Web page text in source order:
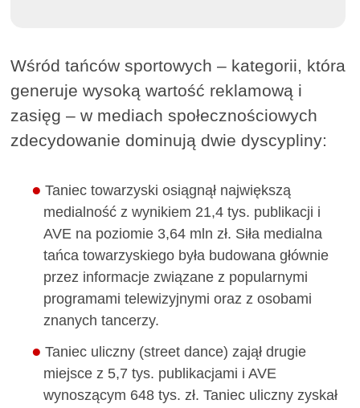
Wśród tańców sportowych – kategorii, która
generuje wysoką wartość reklamową i
zasięg – w mediach społecznościowych
zdecydowanie dominują dwie dyscypliny:
Taniec towarzyski osiągnął największą
medialność z wynikiem 21,4 tys. publikacji i
AVE na poziomie 3,64 mln zł. Siła medialna
tańca towarzyskiego była budowana głównie
przez informacje związane z popularnymi
programami telewizyjnymi oraz z osobami
znanych tancerzy.
Taniec uliczny (street dance) zajął drugie
miejsce z 5,7 tys. publikacjami i AVE
wynoszącym 648 tys. zł. Taniec uliczny zyskał